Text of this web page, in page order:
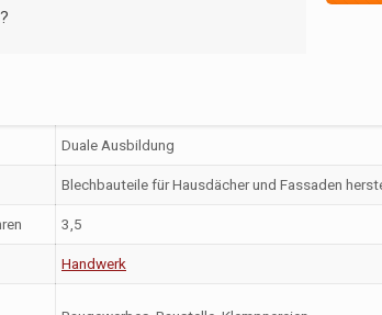
Duale Ausbildung
Blechbauteile für Hausdächer und Fassaden
3,5
Handwerk